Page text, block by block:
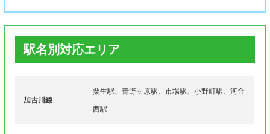
タ行
ナ行
長尾町、中島町、中谷町、中町、中番町、西本町、
西山町、西脇町
町、二葉町、船木町、古川町、本町
丸山町、万勝寺町、南青野町、三和町
駅名別対応エリア
加古川線
粟生駅、青野ヶ原駅、市場駅、小野町駅、河合
西駅